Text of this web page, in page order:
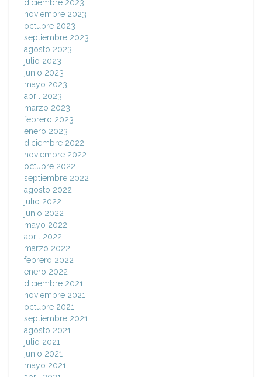
diciembre 2023
noviembre 2023
octubre 2023
septiembre 2023
agosto 2023
julio 2023
junio 2023
mayo 2023
abril 2023
marzo 2023
febrero 2023
enero 2023
diciembre 2022
noviembre 2022
octubre 2022
septiembre 2022
agosto 2022
julio 2022
junio 2022
mayo 2022
abril 2022
marzo 2022
febrero 2022
enero 2022
diciembre 2021
noviembre 2021
octubre 2021
septiembre 2021
agosto 2021
julio 2021
junio 2021
mayo 2021